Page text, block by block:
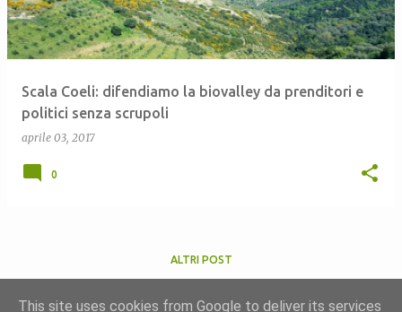
Scala Coeli: difendiamo la biovalley da prenditori e
politici senza scrupoli
aprile 03, 2017
0
ALTRI POST
This site uses cookies from Google to deliver its services